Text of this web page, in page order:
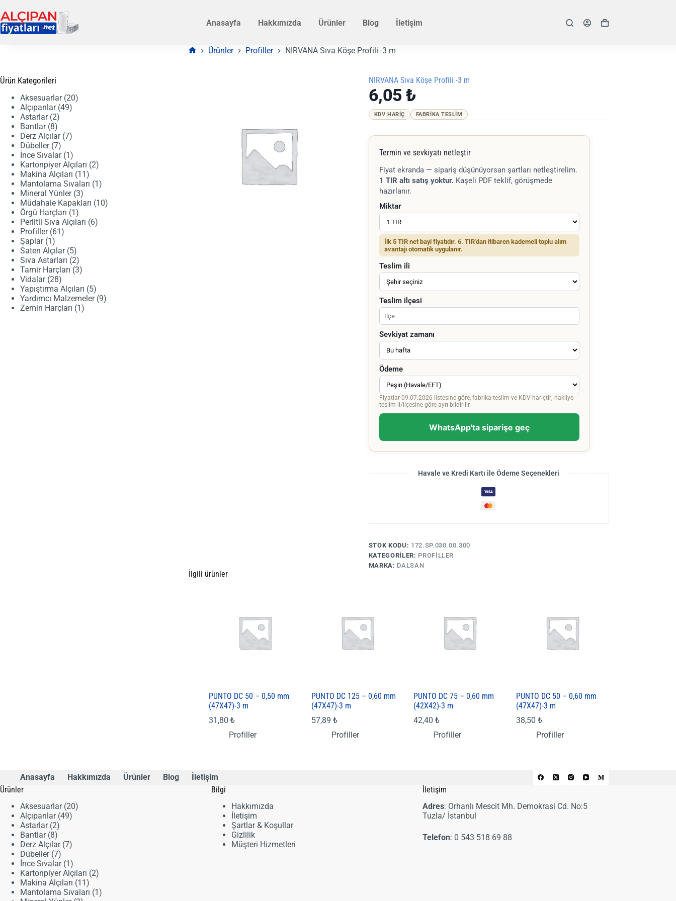
to
content
Anasayfa Hakkımızda Ürünler Blog İletişim
Shopping
Ürünler Profiller NIRVANA Sıva Köşe Profili -3 m
NIRVANA Sıva Köşe Profili -3 m
6,05₺
KDV HARIÇ FABRIKA TESLIM
Termin ve sevkiyatı netleştir
Fiyat ekranda — sipariş düşünüyorsan şartları netleştirelim.
1 TIR altı satış yoktur.Kaşeli PDF teklif, görüşmede
hazırlanır.
Miktar
İlk 5 TIR net bayi fiyatıdır. 6. TIR'dan itibaren kademeli toplu alım
avantajı otomatik uygulanır.
Teslim ili
Teslim ilçesi
Sevkiyat zamanı
Ödeme
Fiyatlar 09.07.2026 listesine göre, fabrika teslim ve KDV hariçtir; nakliye
teslim il/ilçesine göre ayrı bildirilir.
WhatsApp'ta siparişe geç
Havale ve Kredi Kartı ile Ödeme Seçenekleri
STOK KODU: 172.SP.030.00.300
KATEGORILER: PROFILLER
MARKA: DALSAN
İlgili ürünler
PUNTO DC 50 – 0,50 mm
(47X47)-3 m
31,80 ₺
Profiller
PUNTO DC 125 – 0,60 mm
(47X47)-3 m
57,89 ₺
Profiller
PUNTO DC 75 – 0,60 mm
(42X42)-3 m
42,40₺
Profiller
PUNTO DC 50 – 0,60 mm
(47X47)-3 m
38,50 ₺
Profiller
Ürün Kategorileri
Aksesuarlar 2020
Alçıpanlar 4949
Astarlar 22
ürün
Bantlar 88
ürün
Derz Alçılar 77
Dübeller 77
ürün
İnce Sıvalar 1 1
ürün
Kartonpiyer Alçıları 22
Makina Alçıları 11 11
ürün
Mantolama Sıvaları 1 1
Mineral Yünler 33
ürün
Müdahale Kapakları 1010
Örgü Harçları 1 1
ürün
Perlitli Sıva Alçıları 66
Profiller 61 61
Şaplar 1 1
ürün
Saten Alçılar 55
ürün
Sıva Astarları 22
ürün
Tamir Harçları 33
Vidalar 2828
ürün
Yapıştırma Alçıları 55
ürün
Yardımcı Malzemeler 99
Zemin Harçları 1 1
Anasayfa Hakkımızda Ürünler Blog
İletişim
Ürünler
Aksesuarlar 2020
Alçıpanlar 4949
Astarlar 22
ürün
Bantlar 88
ürün
Derz Alçılar 77
Dübeller 77
ürün
İnce Sıvalar 1 1
ürün
Kartonpiyer Alçıları 22
Makina Alçıları 11 11
ürün
Mantolama Sıvaları 1 1
Bilgi
Hakkımızda
İletişim
Şartlar & Koşullar
Gizlilik
Müşteri Hizmetleri
İletişim
Adres: Orhanlı Mescit Mh. Demokrasi Cd. No:5
Tuzla/ İstanbul
Telefon: 0 543 518 69 88